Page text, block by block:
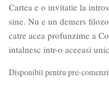
Cartea e o invitatie la
sine. Nu e un demers
catre acea profunzime a
intalnesc intr-o aceeasi
Disponibil pentru pre-comenzi